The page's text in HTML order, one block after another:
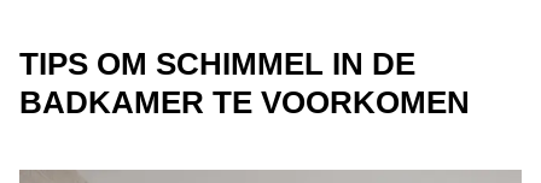
TIPS OM SCHIMMEL IN DE
BADKAMER TE VOORKOMEN